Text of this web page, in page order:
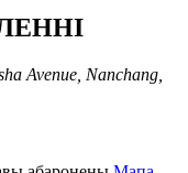
Avenue, Nanchang,